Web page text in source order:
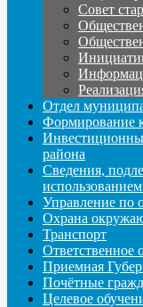
Совет
Отдел
Формирование
района
Сведения,
Управление по
Охрана
Транспорт
Ответственное
Приемная
Почётные
Целевое